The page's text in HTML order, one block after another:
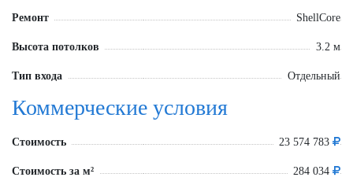
Ремонт ShellCore
Высота потолков 3.2 м
Тип входа Отдельный
Коммерческие условия
Стоимость 23 574 783
Стоимость за м² 284 034